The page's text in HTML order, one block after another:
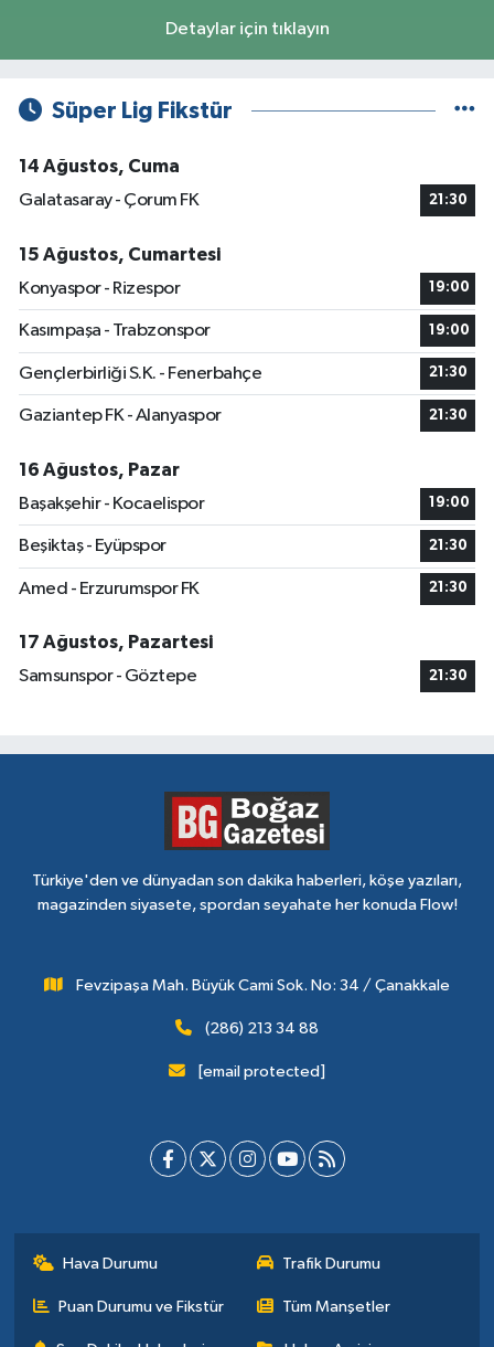
Detaylar için tıklayın
Süper Lig Fikstür
14 Ağustos, Cuma
Galatasaray - Çorum FK
21:30
15 Ağustos, Cumartesi
Konyaspor - Rizespor
19:00
Kasımpaşa - Trabzonspor 19:00
Gençlerbirliği S.K. - Fenerbahçe 21:30
Gaziantep FK - Alanyaspor 21:30
16 Ağustos, Pazar
Başakşehir - Kocaelispor
19:00
Beşiktaş - Eyüpspor 21:30
Amed - Erzurumspor FK 21:30
17 Ağustos, Pazartesi
Samsunspor - Göztepe
21:30
Türkiye'den ve dünyadan son dakika haberleri, köşe yazıları,
magazinden siyasete, spordan seyahate her konuda Flow!
Fevzipaşa Mah. Büyük Cami Sok. No: 34 / Çanakkale
(286) 213 34 88
[email protected]
Hava Durumu Trafik Durumu
Puan Durumu ve Fikstür Tüm Manşetler